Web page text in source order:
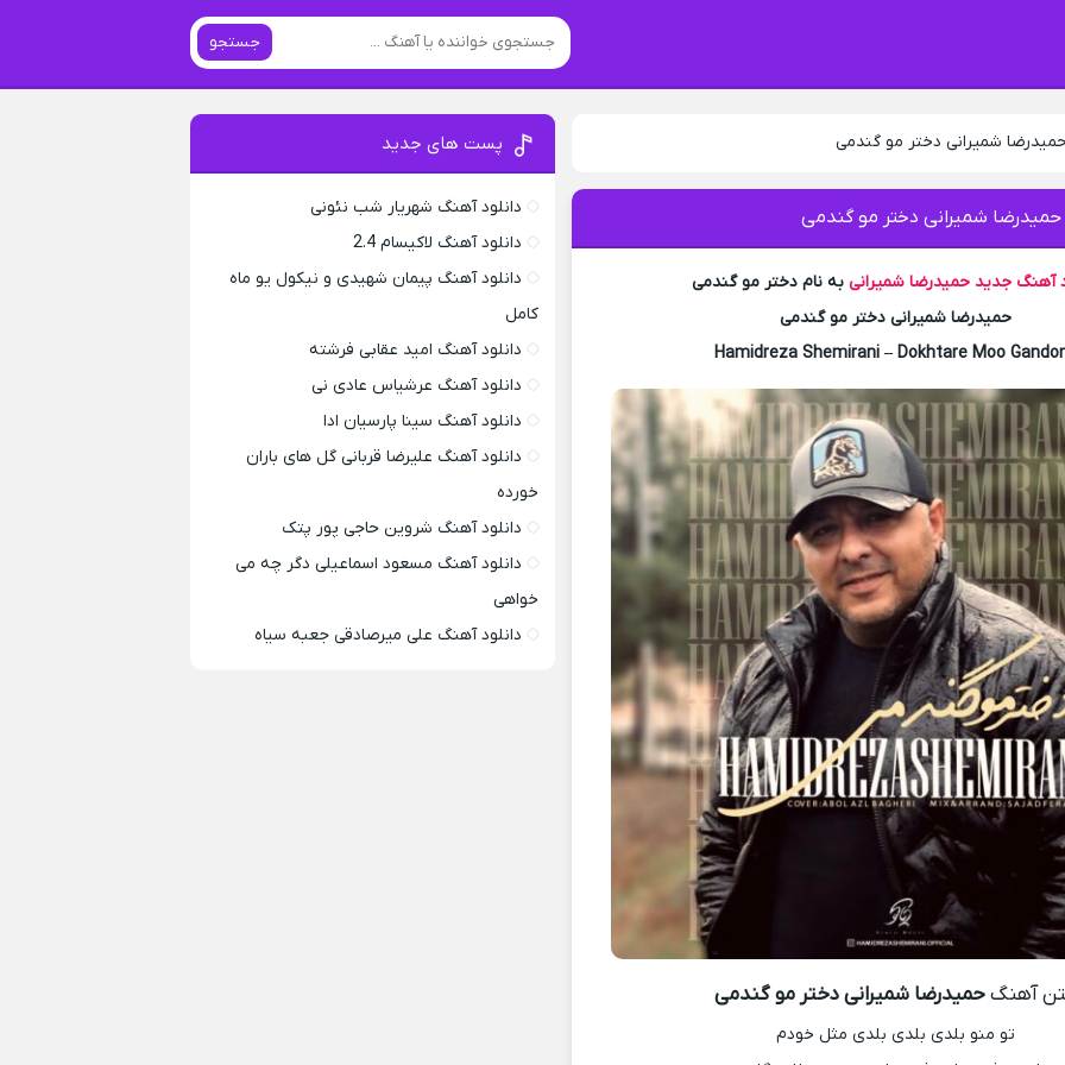
جستجو
شمیرانی دختر مو گندمی
حمیدرضا شمیرانی دختر مو گندمی
آهنگ جدید حمیدرضا شمیرانی به نام دختر مو گندمی
حمیدرضا شمیرانی دختر مو گندمی
Hamidreza Shemirani – Dokhtare Moo
آهنگحمیدرضا شمیرانی دختر مو گندمی
تو منو بلدی بلدی بلدی مثل خودم
پست های جدید
دانلود آهنگ شهریار شب نئونی
دانلود آهنگ لاکیسام 2.4
دانلود آهنگ پیمان شهیدی و نیکول یو ماه
کامل
دانلود آهنگ امید عقابی فرشته
دانلود آهنگ عرشیاس عادی نی
دانلود آهنگ سینا پارسیان ادا
دانلود آهنگ علیرضا قربانی گل های باران
خورده
دانلود آهنگ شروین حاجی پور پتک
دانلود آهنگ مسعود اسماعیلی دگر چه می
خواهی
دانلود آهنگ علی میرصادقی جعبه سیاه